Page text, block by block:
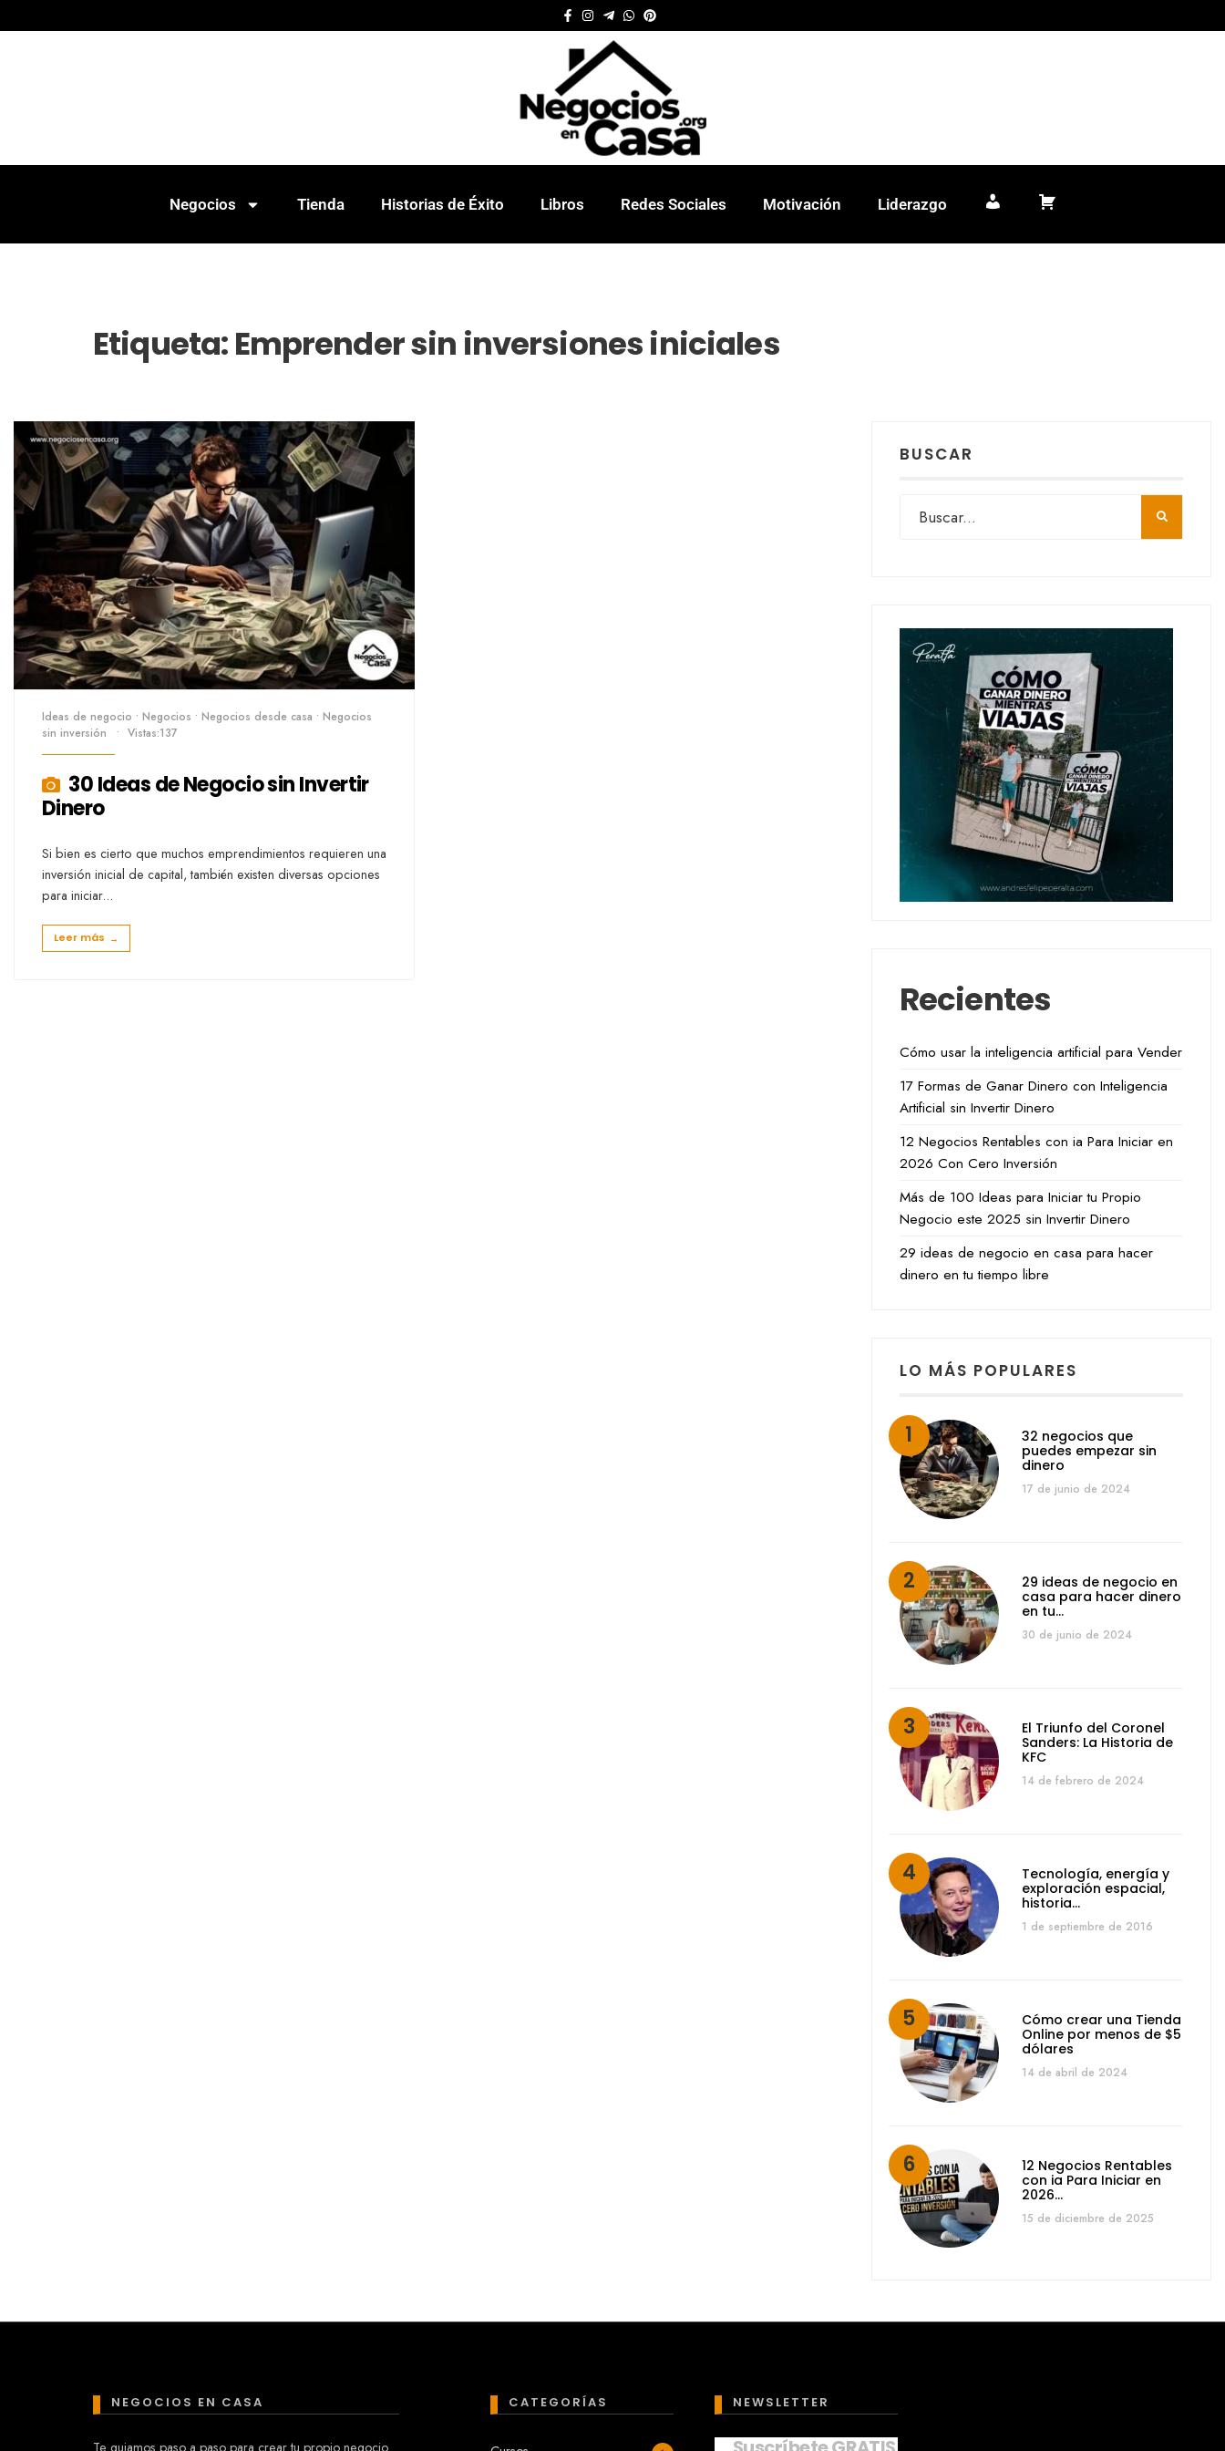
Negocios Tienda Historias de Éxito Libros Redes Sociales Motivación Liderazgo Mi cuentaCarrito
Etiqueta:Emprender sin inversiones iniciales
Ideas de negocio • Negocios • Negocios desde casa • Negocios
sin inversión
• Vistas:137
30 Ideas de Negocio sin Invertir
Dinero
Si bien es cierto que muchos emprendimientos requieren una
inversión inicial de capital, también existen diversas opciones
para iniciar...
Leer más →
BUSCAR
Recientes
Cómo usar la inteligencia artificial para Vender
17 Formas de Ganar Dinero con Inteligencia
Artificial sin Invertir Dinero
12 Negocios Rentables con ia Para Iniciar en
2026 Con Cero Inversión
Más de 100 Ideas para Iniciar tu Propio
Negocio este 2025 sin Invertir Dinero
29 ideas de negocio en casa para hacer
dinero en tu tiempo libre
LO MÁS POPULARES
32 negocios que
puedes empezar sin
dinero
17 de junio de 2024
29 ideas de negocio en
casa para hacer dinero
en tu…
30 de junio de 2024
El Triunfo del Coronel
Sanders: La Historia de
KFC
14 de febrero de 2024
Tecnología, energía y
exploración espacial,
historia…
1 de septiembre de 2016
Cómo crear una Tienda
Online por menos de $5
dólares
14 de abril de 2024
12 Negocios Rentables
con ia Para Iniciar en
2026…
15 de diciembre de 2025
NEGOCIOS EN CASA CATEGORÍAS NEWSLETTER